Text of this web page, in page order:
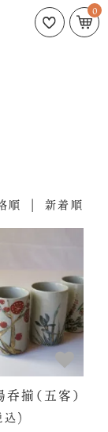
0
順 |新着順
揃（五客）
込)